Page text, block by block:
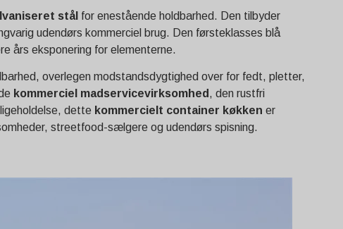
stål for enestående holdbarhed. Den tilbyder
udendørs kommerciel brug. Den førsteklasses blå
års eksponering for elementerne.
overlegen modstandsdygtighed over for fedt, pletter,
kommerciel madservicevirksomhed , den rustfri
dette kommercielt container køkken er
streetfood-sælgere og udendørs spisning.